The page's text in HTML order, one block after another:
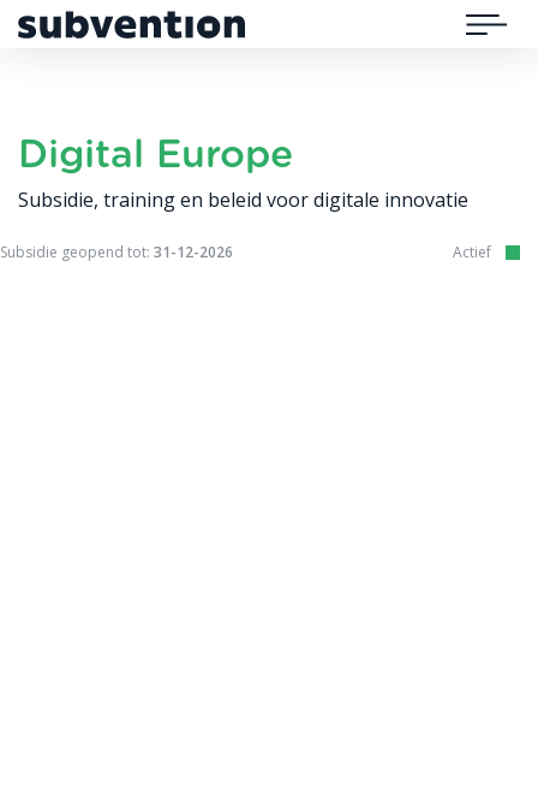
Subvention Menu
Digital Europe
Subsidie geopend tot: 31-12-2026
Subsidie, training en beleid voor digitale innovatie
Actief